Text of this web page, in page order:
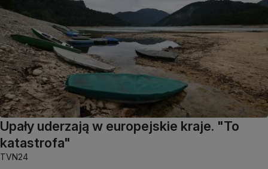
Upały uderzają w europejskie kraje. "To
katastrofa"
TVN24